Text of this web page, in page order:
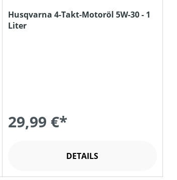
Husqvarna 4-Takt-Motoröl 5W-30 - 1
Liter
29,99 €*
DETAILS